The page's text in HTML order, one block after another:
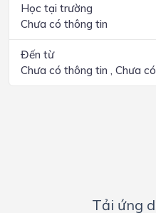
Học tại trường
Chưa có thông tin
Đến từ
Chưa có thông tin , Chưa
Tải ứng